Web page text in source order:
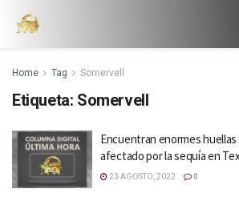
Home Tag Somervell
Etiqueta: Somervell
Encuentran enormes
afectado por la sequía en
23 AGOSTO, 2022 0